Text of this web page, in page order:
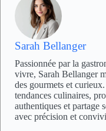
Sarah Bellanger
Passionnée par la
vivre, Sarah Bellanger
des gourmets et
tendances culinaires,
authentiques et partage
avec précision et